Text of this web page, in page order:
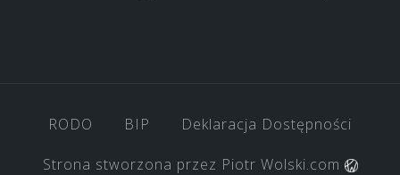
RODO BIP Deklaracja Dostępności
Strona stworzona przez Piotr Wolski.com